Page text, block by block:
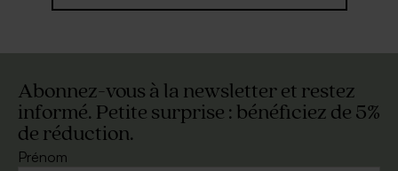
Abonnez-vous à la newsletter et restez
informé. Petite surprise : bénéficiez de 5%
de réduction.
Prénom